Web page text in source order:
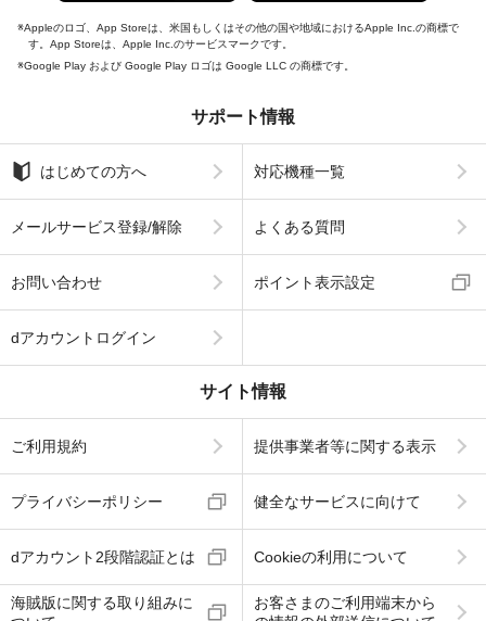
Appleのロゴ、App Storeは、米国もしくはその他の国や地域におけるApple Inc.の商標で
す。App Storeは、Apple Inc.のサービスマークです。
Google Play および Google Play ロゴは Google LLC の商標です。
サポート情報
はじめての方へ 対応機種一覧
メールサービス登録/解除 よくある質問
お問い合わせ ポイント表示設定
dアカウントログイン
サイト情報
ご利用規約 提供事業者等に関する表示
プライバシーポリシー 健全なサービスに向けて
dアカウント2段階認証とは Cookieの利用について
海賊版に関する取り組みに
お客さまのご利用端末から